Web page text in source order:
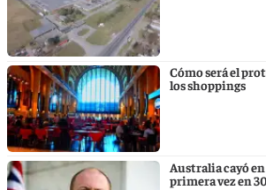
Cómo será el
los shoppings
Australia cayó
primera vez en